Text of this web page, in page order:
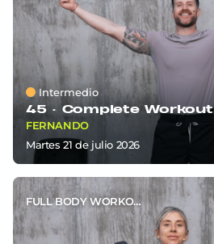
Intermedio
45 · Complete Workout
FERNANDO
martes 21 de julio 2026
FULL BODY WORKOUT